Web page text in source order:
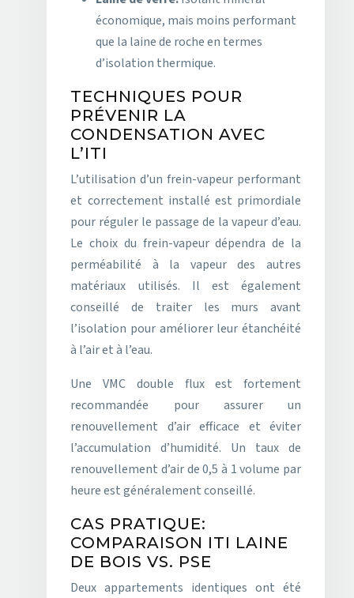
économique, mais moins performant
que la laine de roche en termes
d’isolation thermique.
TECHNIQUES POUR
PRÉVENIR LA
CONDENSATION AVEC
L’ITI
L’utilisation d’un frein-vapeur performant
et correctement installé est primordiale
pour réguler le passage de la vapeur d’eau.
Le choix du frein-vapeur dépendra de la
perméabilité à la vapeur des autres
matériaux utilisés. Il est également
conseillé de traiter les murs avant
l’isolation pour améliorer leur étanchéité
à l’air et à l’eau.
Une VMC double flux est fortement
recommandée pour assurer un
renouvellement d’air efficace et éviter
l’accumulation d’humidité. Un taux de
renouvellement d’air de 0,5 à 1 volume par
heure est généralement conseillé.
CAS PRATIQUE:
COMPARAISON ITI LAINE
DE BOIS VS. PSE
Deux appartements identiques ont été